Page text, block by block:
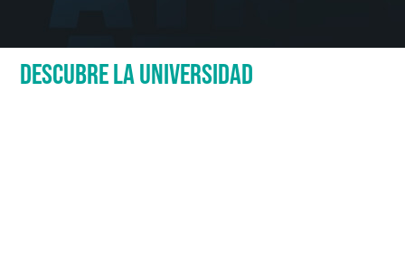
DESCUBRE LA UNIVERSIDAD